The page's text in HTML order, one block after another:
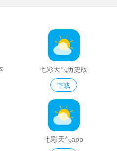
七彩天气历史版
下载
七彩天气app